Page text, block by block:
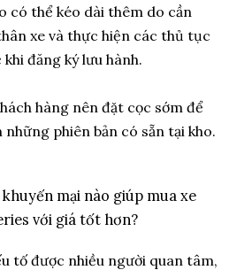
có thể kéo dài thêm do cần
xe và thực hiện các thủ tục
đăng ký lưu hành.
hàng nên đặt cọc sớm để
những phiên bản có sẵn tại kho.
mại nào giúp mua xe
với giá tốt hơn?
tố được nhiều người quan tâm,